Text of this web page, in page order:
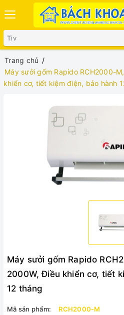
Trang chủ
Máy sưởi gốm Rapido RCH2000-
khiển cơ, tiết kiệm điện, bảo hành
Máy sưởi gốm Rapido
2000W, Điều khiển cơ, tiết
12 tháng
Mã sản phẩm:
RCH2000-M